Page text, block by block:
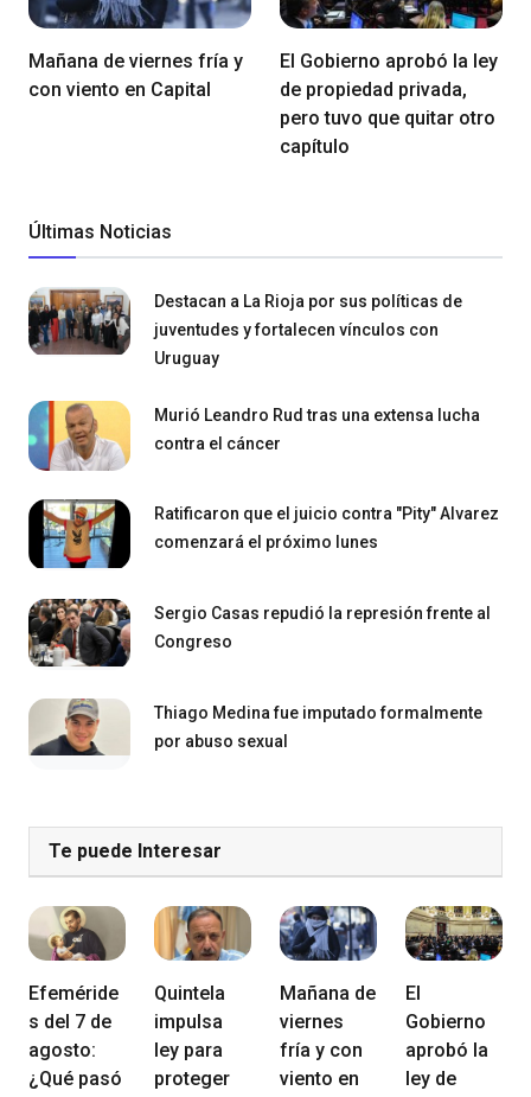
Mañana de viernes fría y
con viento en Capital
El Gobierno aprobó la ley
de propiedad privada,
pero tuvo que quitar otro
capítulo
Últimas Noticias
Destacan a La Rioja por sus políticas de
juventudes y fortalecen vínculos con
Uruguay
Murió Leandro Rud tras una extensa lucha
contra el cáncer
Ratificaron que el juicio contra "Pity" Alvarez
comenzará el próximo lunes
Sergio Casas repudió la represión frente al
Congreso
Thiago Medina fue imputado formalmente
por abuso sexual
Te puede Interesar
Efeméride
s del 7 de
agosto:
¿Qué pasó
Quintela
impulsa
ley para
proteger
Mañana de
viernes
fría y con
viento en
El
Gobierno
aprobó la
ley de